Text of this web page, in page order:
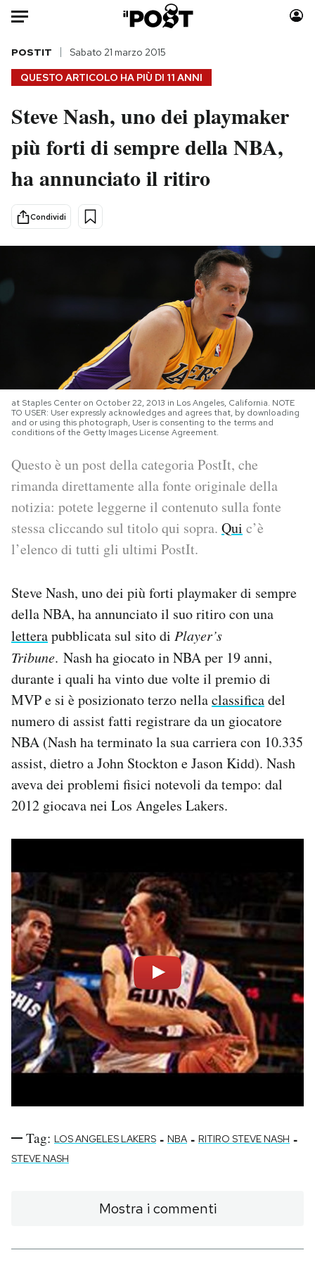
Auto
HOME
Italia
Politica
Tecnologia
Scienza
Moda
Consumismi
Storie/Idee
Altrecose
Mondiali calcio 2026
NEWSLETTER
I MIEI PREFERITI
SHOP
CALENDARIO
Newsletter
Notifiche mobile
Regala il Post
Hai bisogno di aiuto?
Esci
QUESTO ARTICOLO HA PIÙ DI 11 ANNI
POSTIT Sabato 21 marzo 2015
Steve Nash, uno dei playmaker
più forti di sempre della NBA,
ha annunciato il ritiro
Condividi
at Staples Center on October 22, 2013 in Los Angeles, California. NOTE
TO USER: User expressly acknowledges and agrees that, by downloading
and or using this photograph, User is consenting to the terms and
conditions of the Getty Images License Agreement.
Questo è un post della categoria PostIt, che
rimanda direttamente alla fonte originale della
notizia: potete leggerne il contenuto sulla fonte
stessa cliccando sul titolo qui sopra. Qui c’è
l’elenco di tutti gli ultimi PostIt.
Steve Nash, uno dei più forti playmaker di sempre
della NBA, ha annunciato il suo ritiro con una
letterapubblicata sul sito di Player’s
Tribune. Nash ha giocato in NBA per 19 anni,
durante i quali ha vinto due volte il premio di
MVP e si è posizionato terzo nellaclassificadel
numero di assist fatti registrare da un giocatore
NBA (Nash ha terminato la sua carriera con 10.335
assist, dietro a John Stockton e Jason Kidd). Nash
aveva dei problemi fisici notevoli da tempo: dal
2012 giocava nei Los Angeles Lakers.
Tag: LOS ANGELES LAKERS - NBA - RITIRO STEVE NASH -
STEVE NASH
Mostra i commenti